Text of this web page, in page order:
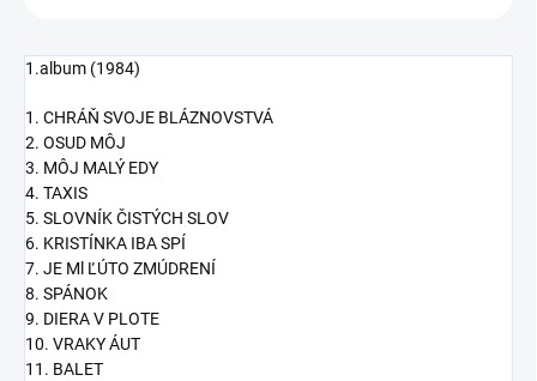
1.album (1984)
1. CHRÁŇ SVOJE BLÁZNOVSTVÁ
2. OSUD MÔJ
3. MÔJ MALÝ EDY
4. TAXIS
5. SLOVNÍK ČISTÝCH SLOV
6. KRISTÍNKA IBA SPÍ
7. JE Ml ĽÚTO ZMÚDRENÍ
8. SPÁNOK
9. DIERA V PLOTE
10. VRAKY ÁUT
11. BALET